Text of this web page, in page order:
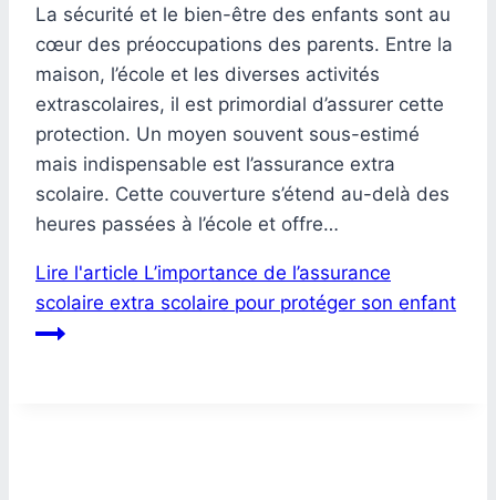
La sécurité et le bien-être des enfants sont au
cœur des préoccupations des parents. Entre la
maison, l’école et les diverses activités
extrascolaires, il est primordial d’assurer cette
protection. Un moyen souvent sous-estimé
mais indispensable est l’assurance extra
scolaire. Cette couverture s’étend au-delà des
heures passées à l’école et offre…
Lire l'article L’importance de l’assurance
scolaire extra scolaire pour protéger son enfant